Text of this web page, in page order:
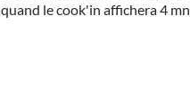
quand le cook'in affichera 4 mn